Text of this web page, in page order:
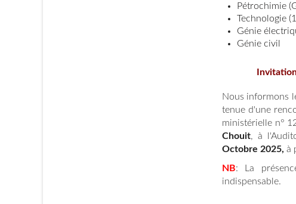
Pétrochimie
Technologie (
Génie
Génie civil
Nous informons
tenue d'une
ministérielle n°
Chouit, à
Octobre 2025, à
NB: La
indispensable.